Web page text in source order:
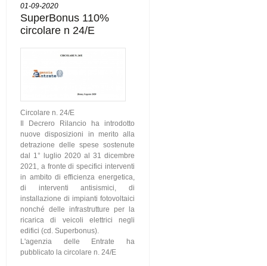
01-09-2020
SuperBonus 110%
circolare n 24/E
Circolare n. 24/E
Il Decrero Rilancio ha introdotto
nuove disposizioni in merito alla
detrazione delle spese sostenute
dal 1° luglio 2020 al 31 dicembre
2021, a fronte di specifici interventi
in ambito di efficienza energetica,
di interventi antisismici, di
installazione di impianti fotovoltaici
nonché delle infrastrutture per la
ricarica di veicoli elettrici negli
edifici (cd. Superbonus).
L'agenzia delle Entrate ha
pubblicato la circolare n. 24/E